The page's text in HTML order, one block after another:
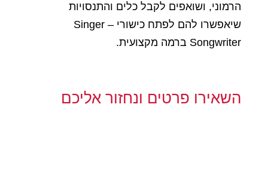
הרמוני, ושואפים לקבל כלים והתנסויות
שיאפשרו להם לפתח כישורי Singer –
Songwriter ברמה מקצועית.
השאירו פרטים ונחזור אליכם